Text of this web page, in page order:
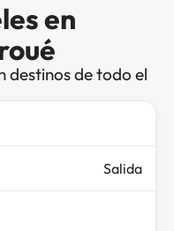
en
destinos de todo el
Salida